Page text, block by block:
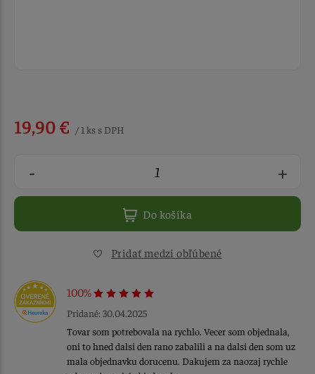
19,90 € / 1 ks s DPH
- +
Do košíka
Pridať medzi obľúbené
100%
Pridané: 30.04.2025
Tovar som potrebovala na rychlo. Vecer som objednala,
oni to hned dalsi den rano zabalili a na dalsi den som uz
mala objednavku dorucenu. Dakujem za naozaj rychle